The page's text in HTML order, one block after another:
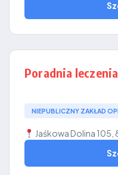
Poradnia
NIEPUBLICZNY ZAKŁAD
Jaśkowa Dolina